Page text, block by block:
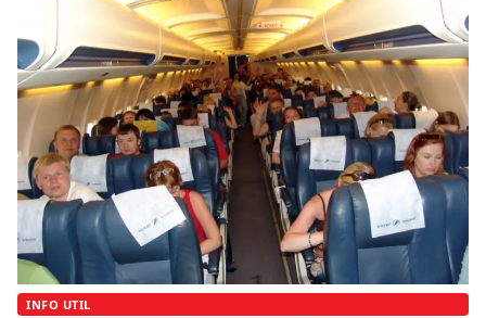
INFO UTIL